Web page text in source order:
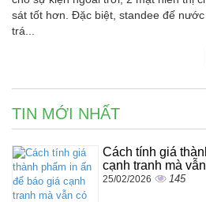
sát tốt hơn. Đặc biệt, standee đế
trá...
TIN MỚI NHẤT
Cách tính giá
cạnh tranh mà
25/02/2026 145